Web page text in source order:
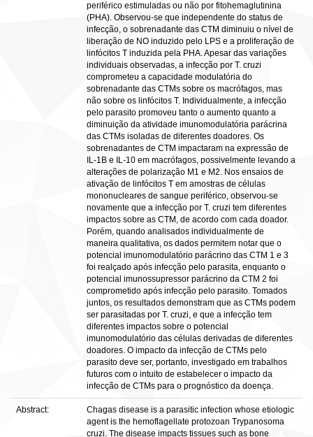
periférico estimuladas ou não por fitohemaglutinina
(PHA). Observou-se que independente do status de
infecção, o sobrenadante das CTM diminuiu o nível de
liberação de NO induzido pelo LPS e a proliferação de
linfócitos T induzida pela PHA. Apesar das variações
individuais observadas, a infecção por T. cruzi
comprometeu a capacidade modulatória do
sobrenadante das CTMs sobre os macrófagos, mas
não sobre os linfócitos T. Individualmente, a infecção
pelo parasito promoveu tanto o aumento quanto a
diminuição da atividade imunomodulatória parácrina
das CTMs isoladas de diferentes doadores. Os
sobrenadantes de CTM impactaram na expressão de
IL-1B e IL-10 em macrófagos, possivelmente levando a
alterações de polarização M1 e M2. Nos ensaios de
ativação de linfócitos T em amostras de células
mononucleares de sangue periférico, observou-se
novamente que a infecção por T. cruzi tem diferentes
impactos sobre as CTM, de acordo com cada doador.
Porém, quando analisados individualmente de
maneira qualitativa, os dados permitem notar que o
potencial imunomodulatório parácrino das CTM 1 e 3
foi realçado após infecção pelo parasita, enquanto o
potencial imunossupressor parácrino da CTM 2 foi
comprometido após infecção pelo parasito. Tomados
juntos, os resultados demonstram que as CTMs podem
ser parasitadas por T. cruzi, e que a infecção tem
diferentes impactos sobre o potencial
imunomodulatório das células derivadas de diferentes
doadores. O impacto da infecção de CTMs pelo
parasito deve ser, portanto, investigado em trabalhos
futuros com o intuito de estabelecer o impacto da
infecção de CTMs para o prognóstico da doença.
Abstract:
Chagas disease is a parasitic infection whose etiologic
agent is the hemoflagellate protozoan Trypanosoma
cruzi. The disease impacts tissues such as bone